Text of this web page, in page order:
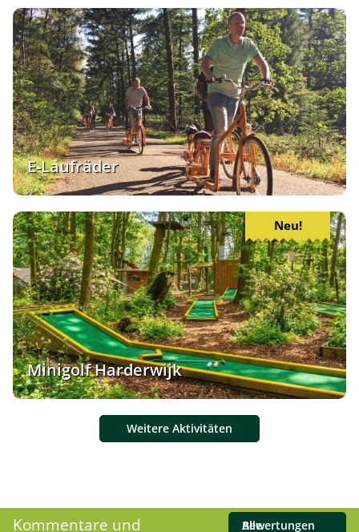
E-Laufräder
Neu!
Minigolf Harderwijk
Weitere Aktivitäten
Kommentare und Alle Bewertungen